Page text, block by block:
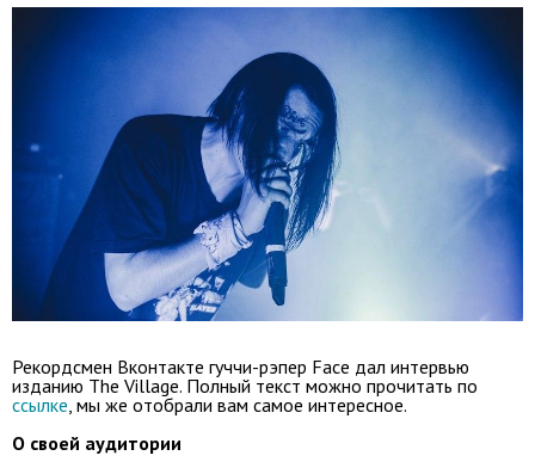
Рекордсмен Вконтакте гуччи-рэпер Face дал интервью
изданию The Village. Полный текст можно прочитать по
ссылке, мы же отобрали вам самое интересное.
О своей аудитории